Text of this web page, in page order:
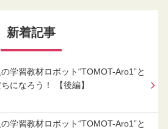
新着記事
学習教材ロボット“TOMOT-Aro1”と
になろう！ 【後編】
学習教材ロボット“TOMOT-Aro1”と